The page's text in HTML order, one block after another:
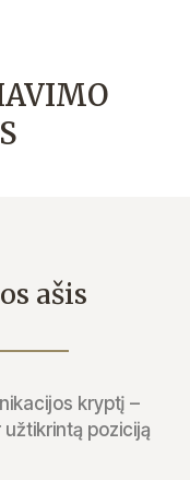
ašis
kryptį –
poziciją